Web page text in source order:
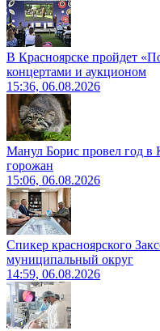
В Красноярске пройдет
концертами и аукционом
15:36, 06.08.2026
Манул Борис провел год в
горожан
15:06, 06.08.2026
Спикер красноярского
муниципальный округ
14:59, 06.08.2026